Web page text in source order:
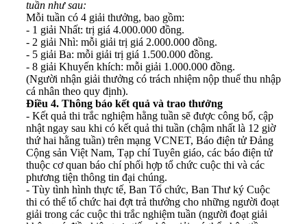
tuần như sau:
Mỗi tuần có 4 giải thưởng, bao gồm:
- 1 giải Nhất: trị giá 4.000.000 đồng.
- 2 giải Nhì: mỗi giải trị giá 2.000.000 đồng.
- 5 giải Ba: mỗi giải trị giá 1.500.000 đồng.
- 8 giải Khuyến khích: mỗi giải 1.000.000 đồng.
(Người nhận giải thưởng có trách nhiệm nộp thuế thu nhập
cá nhân theo quy định).
Điều 4. Thông báo kết quả và trao thưởng
- Kết quả thi trắc nghiệm hằng tuần sẽ được công bố, cập
nhật ngay sau khi có kết quả thi tuần (chậm nhất là 12 giờ
thứ hai hằng tuần) trên mạng VCNET, Báo điện tử Đảng
Cộng sản Việt Nam, Tạp chí Tuyên giáo, các báo điện tử
thuộc cơ quan báo chí phối hợp tổ chức cuộc thi và các
phương tiện thông tin đại chúng.
- Tùy tình hình thực tế, Ban Tổ chức, Ban Thư ký Cuộc
thi có thể tổ chức hai đợt trả thưởng cho những người đoạt
giải trong các cuộc thi trắc nghiệm tuần (người đoạt giải